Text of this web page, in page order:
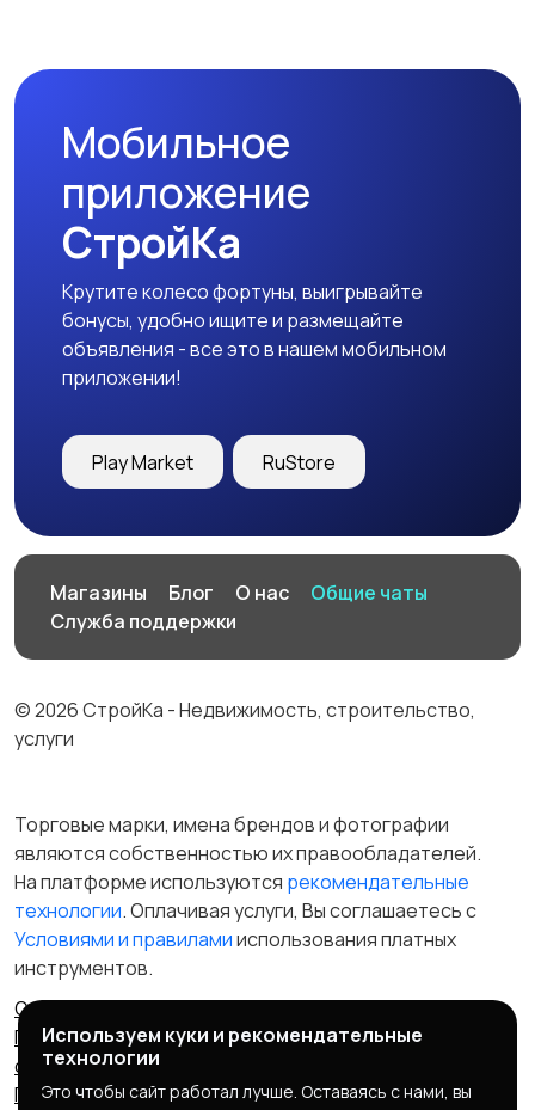
одеждой
оборудование
Мобильное
приложение
СтройКа
Крутите колесо фортуны, выигрывайте
бонусы, удобно ищите и размещайте
объявления - все это в нашем мобильном
приложении!
Play Market RuStore
Магазины Блог О нас
Общие чаты
Служба поддержки
© 2026 СтройКа - Недвижимость, строительство,
услуги
Торговые марки, имена брендов и фотографии
являются собственностью их правообладателей.
На платформе используются рекомендательные
технологии. Оплачивая услуги, Вы соглашаетесь c
Условиями и правиламииспользования платных
инструментов.
Отказ от ответственности
Правила сервиса
Политика конфиденциальности
Пользовательское
соглашение
Запрещенные товары/услуги
Правообладателям
Партнерская программа
Используем куки и рекомендательные
технологии
Это чтобы сайт работал лучше. Оставаясь с нами, вы